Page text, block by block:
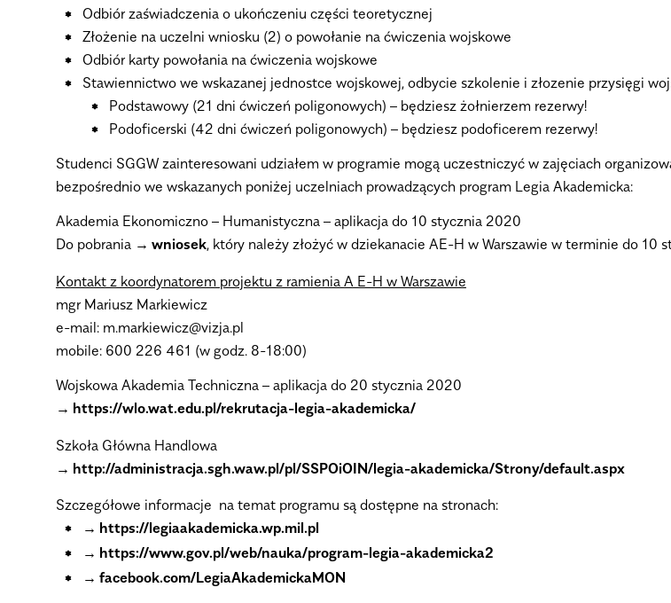
Odbiór zaświadczenia o ukończeniu części teoretycznej
Złożenie na uczelni wniosku (2) o powołanie na ćwiczenia wojskowe
Odbiór karty powołania na ćwiczenia wojskowe
Stawiennictwo we wskazanej jednostce wojskowej, odbycie szkolenie i złozenie przysięgi
Podstawowy (21 dni ćwiczeń poligonowych) – będziesz żołnierzem rezerwy!
Podoficerski (42 dni ćwiczeń poligonowych) – będziesz podoficerem rezerwy!
Studenci SGGW zainteresowani udziałem w programie mogą uczestniczyć w zajęciach
bezpośrednio we wskazanych poniżej uczelniach prowadzących program Legia Akademicka:
Akademia Ekonomiczno – Humanistyczna – aplikacja do 10 stycznia 2020
Do pobrania
wniosek, który należy złożyć w dziekanacie AE-H w Warszawie w terminie do 10
Kontakt z koordynatorem projektu z ramienia A E-H w Warszawie
mgr Mariusz Markiewicz
e-mail: m.markiewicz@vizja.pl
mobile: 600 226 461 (w godz. 8-18:00)
Wojskowa Akademia Techniczna – aplikacja do 20 stycznia 2020
https://wlo.wat.edu.pl/rekrutacja-legia-akademicka/
Szkoła Główna Handlowa
http://administracja.sgh.waw.pl/pl/SSPOiOIN/legia-akademicka/Strony/default.aspx
Szczegółowe informacje na temat programu są dostępne na stronach:
https://legiaakademicka.wp.mil.pl
https://www.gov.pl/web/nauka/program-legia-akademicka2
facebook.com/LegiaAkademickaMON